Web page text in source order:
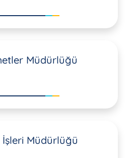
Müdürlüğü
İşleri Müdürlüğü